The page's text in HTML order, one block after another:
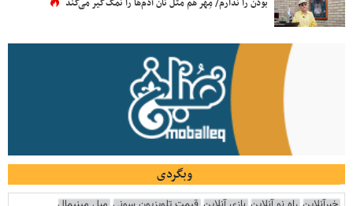
بودن را ندارم/ مِهر هم مثل نان آدم‌ها را نمک‌گیر می‌کند
وبگردی